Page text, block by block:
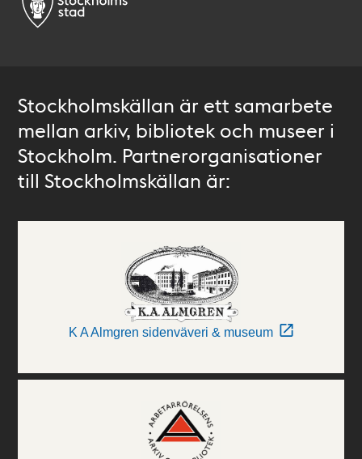
Stockholmskällan är ett samarbete
mellan arkiv, bibliotek och museer i
Stockholm. Partnerorganisationer
till Stockholmskällan är:
K A Almgren sidenväveri & museum